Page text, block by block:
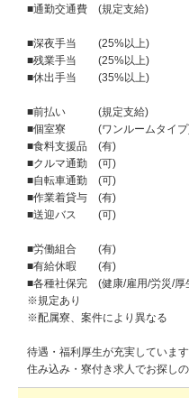
■通勤交通費 (規定支給)
■深夜手当 (25%以上)
■残業手当 (25%以上)
■休出手当 (35%以上)
■前払い (規定支給)
■個室寮 (ワンルームタイ
■食料支援品 (有)
■クルマ通勤 (可)
■自転車通勤 (可)
■作業着貸与 (有)
■送迎バス (可)
■労働組合 (有)
■有給休暇 (有)
■各種社保完 (健康/雇用/労災/厚
※規定あり
※配属寮、案件により異なる
待遇・福利厚生が充実しています
住み込み・寮付き求人でお探し